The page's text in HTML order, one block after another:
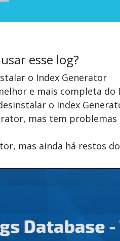
esse log?
o Index Generator
e mais completa do
o Index
mas tem
mas ainda há restos